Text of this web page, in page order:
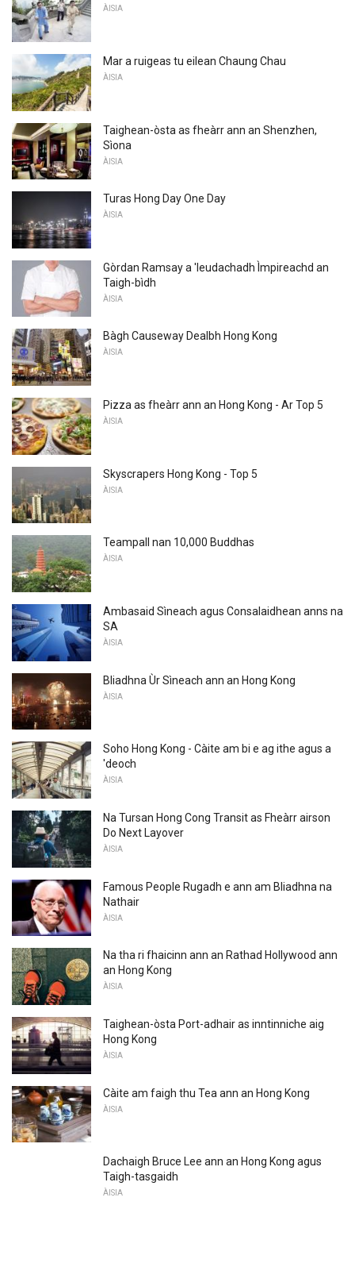
ÀISIA
Mar a ruigeas tu eilean Chaung Chau
ÀISIA
Taighean-òsta as fheàrr ann an Shenzhen,
Sìona
ÀISIA
Turas Hong Day One Day
ÀISIA
Gòrdan Ramsay a 'leudachadh Ìmpireachd an
Taigh-bìdh
ÀISIA
Bàgh Causeway Dealbh Hong Kong
ÀISIA
Pizza as fheàrr ann an Hong Kong - Ar Top 5
ÀISIA
Skyscrapers Hong Kong - Top 5
ÀISIA
Teampall nan 10,000 Buddhas
ÀISIA
Ambasaid Sìneach agus Consalaidhean anns na
SA
ÀISIA
Bliadhna Ùr Sìneach ann an Hong Kong
ÀISIA
Soho Hong Kong - Càite am bi e ag ithe agus a
'deoch
ÀISIA
Na Tursan Hong Cong Transit as Fheàrr airson
Do Next Layover
ÀISIA
Famous People Rugadh e ann am Bliadhna na
Nathair
ÀISIA
Na tha ri fhaicinn ann an Rathad Hollywood ann
an Hong Kong
ÀISIA
Taighean-òsta Port-adhair as inntinniche aig
Hong Kong
ÀISIA
Càite am faigh thu Tea ann an Hong Kong
ÀISIA
Dachaigh Bruce Lee ann an Hong Kong agus
Taigh-tasgaidh
ÀISIA